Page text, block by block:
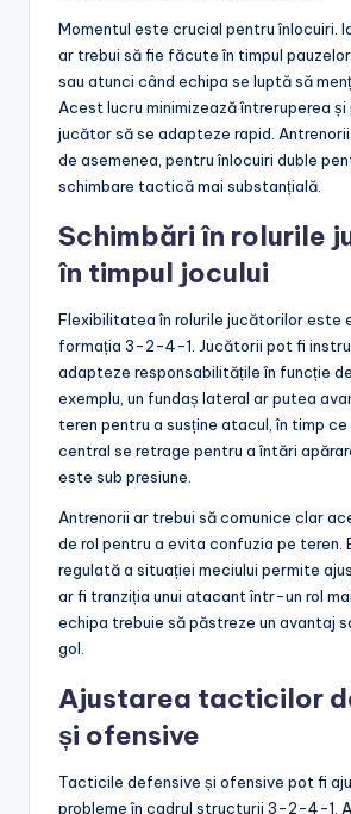
Momentul este crucial pentru înlocuiri.
ar trebui să fie făcute în timpul
sau atunci când echipa se luptă să
Acest lucru minimizează întreruperea și
jucător să se adapteze rapid.
de asemenea, pentru înlocuiri duble
schimbare tactică mai substanțială.
Schimbări în rolurile
în timpul jocului
Flexibilitatea în rolurile jucătorilor este
formația 3-2-4-1. Jucătorii pot fi
adapteze responsabilitățile în funcție
exemplu, un fundaș lateral ar putea
teren pentru a susține atacul, în timp ce
central se retrage pentru a întări
este sub presiune.
Antrenorii ar trebui să comunice clar
de rol pentru a evita confuzia pe teren.
regulată a situației meciului permite
ar fi tranziția unui atacant într-un rol
echipa trebuie să păstreze un avantaj
gol.
Ajustarea tacticilor
și ofensive
Tacticile defensive și ofensive pot fi
probleme în cadrul structurii 3-2-4-1.